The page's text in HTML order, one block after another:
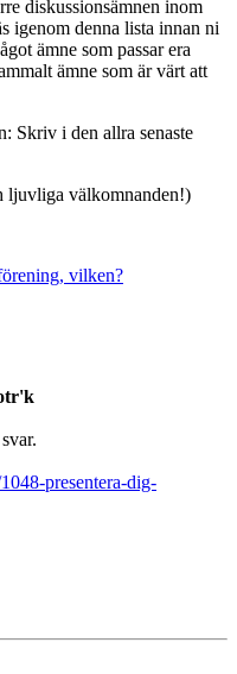
diskussionsämnen inom
igenom denna lista innan ni
ämne som passar era
ämne som är värt att
Skriv i den allra senaste
ljuvliga välkomnanden!)
vilken?
presentera-dig-